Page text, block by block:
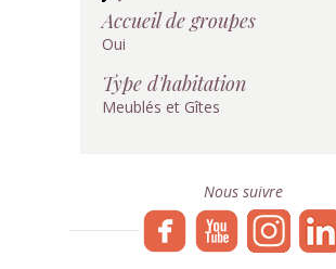
Accueil de groupes
Oui
Type d'habitation
Meublés et Gîtes
Nous suivre